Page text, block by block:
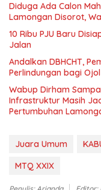
Diduga Ada Calon
Lamongan Disorot,
10 Ribu PJU Baru
Jalan
Andalkan DBHCHT,
Perlindungan bagi
Wabup Dirham
Infrastruktur Masih
Pertumbuhan
Juara Umum
MTQ XXIX